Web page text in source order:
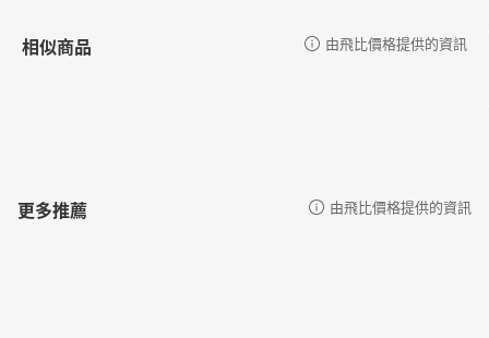
相似商品 由飛比價格提供的資訊
更多推薦 由飛比價格提供的資訊